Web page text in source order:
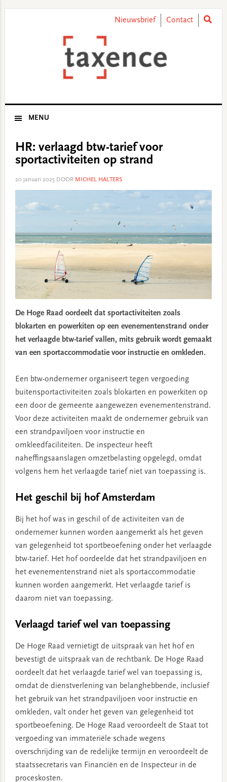
Nieuwsbrief Contact
MENU
HR: verlaagd btw-tarief voor
sportactiviteiten op strand
20 januari 2025DOOR MICHEL HALTERS
De Hoge Raad oordeelt dat sportactiviteiten zoals
blokarten en powerkiten op een evenementenstrand onder
het verlaagde btw-tarief vallen, mits gebruik wordt gemaakt
van een sportaccommodatie voor instructie en omkleden.
Een btw-ondernemer organiseert tegen vergoeding
buitensportactiviteiten zoals blokarten en powerkiten op
een door de gemeente aangewezen evenementenstrand.
Voor deze activiteiten maakt de ondernemer gebruik van
een strandpaviljoen voor instructie en
omkleedfaciliteiten. De inspecteur heeft
naheffingsaanslagen omzetbelasting opgelegd, omdat
volgens hem het verlaagde tarief niet van toepassing is.
Het geschil bij hof Amsterdam
Bij het hof was in geschil of de activiteiten van de
ondernemer kunnen worden aangemerkt als het geven
van gelegenheid tot sportbeoefening onder het verlaagde
btw-tarief. Het hof oordeelde dat het strandpaviljoen en
het evenementenstrand niet als sportaccommodatie
kunnen worden aangemerkt. Het verlaagde tarief is
daarom niet van toepassing.
Verlaagd tarief wel van toepassing
De Hoge Raad vernietigt de uitspraak van het hof en
bevestigt de uitspraak van de rechtbank. De Hoge Raad
oordeelt dat het verlaagde tarief wel van toepassing is,
omdat de dienstverlening van belanghebbende, inclusief
het gebruik van het strandpaviljoen voor instructie en
omkleden, valt onder het geven van gelegenheid tot
sportbeoefening. De Hoge Raad veroordeelt de Staat tot
vergoeding van immateriële schade wegens
overschrijding van de redelijke termijn en veroordeelt de
staatssecretaris van Financiën en de Inspecteur in de
proceskosten.